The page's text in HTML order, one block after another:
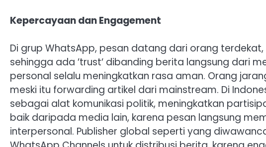
Kepercayaan dan Engagement
Di grup WhatsApp, pesan datang dari orang
sehingga ada ’trust’ dibanding berita langsung dari
personal selalu meningkatkan rasa aman. Orang
meski itu forwarding artikel dari mainstream. Di
sebagai alat komunikasi politik, meningkatkan
baik daripada media lain, karena pesan langsung
interpersonal. Publisher global seperti yang